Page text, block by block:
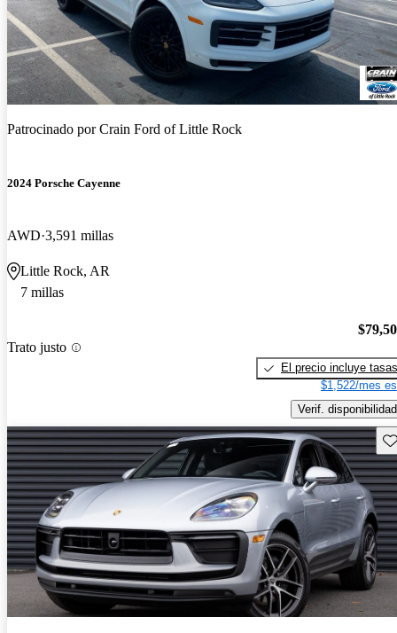
Patrocinado porCrain Ford of Little Rock
2024 Porsche Cayenne
AWD 3,591 millas
Little Rock, AR
7 millas
Trato justo
El precio incluye tasas
$1,522/mes
Verif. disponibilidad